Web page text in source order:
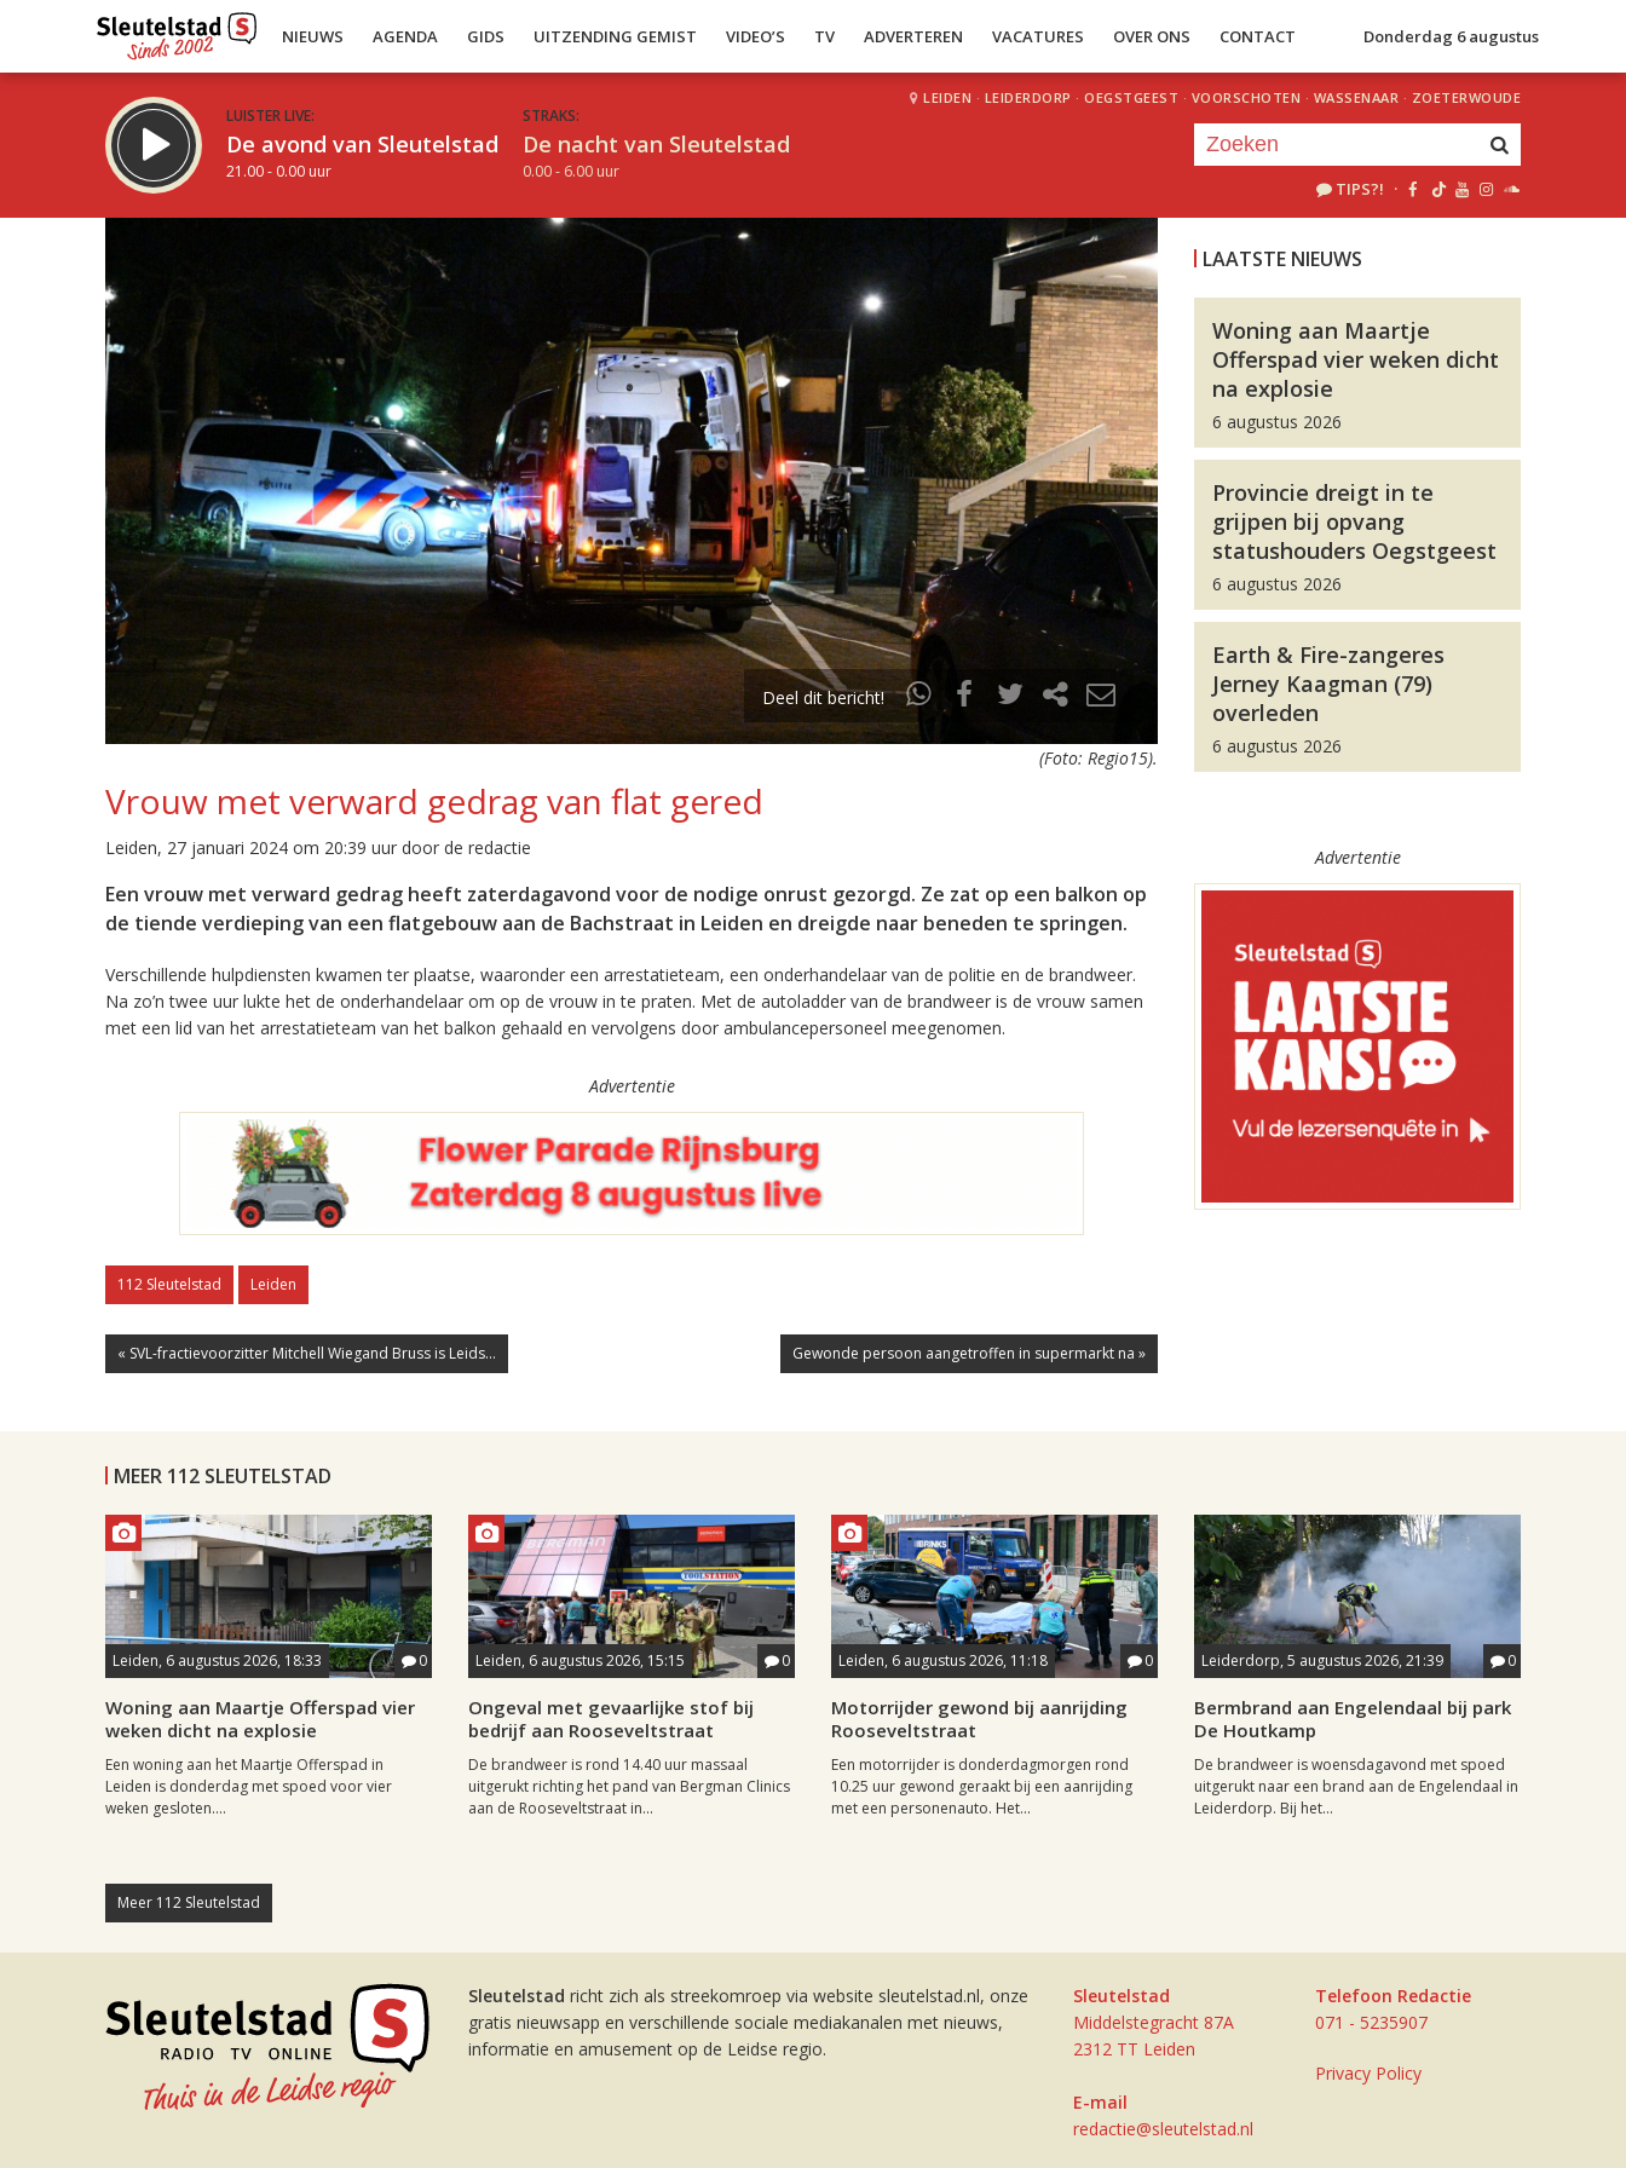
NIEUWS AGENDA GIDS UITZENDING GEMIST VIDEO’S TV ADVERTEREN VACATURES OVER ONS CONTACT Donderdag 6 augustus
LUISTER LIVE:
De avond van Sleutelstad
21.00 - 0.00 uur
STRAKS:
De nacht van Sleutelstad
0.00 - 6.00 uur
LEIDEN · LEIDERDORP · OEGSTGEEST · VOORSCHOTEN · WASSENAAR · ZOETERWOUDE
TIPS?! ·
Inklappen
Deel dit bericht!
(Foto: Regio15).
Vrouw met verward gedrag van flat gered
Leiden, 27 januari 2024 om 20:39 uur door de redactie
Een vrouw met verward gedrag heeft zaterdagavond voor de nodige onrust gezorgd. Ze zat op een balkon op
de tiende verdieping van een flatgebouw aan de Bachstraat in Leiden en dreigde naar beneden te springen.
Verschillende hulpdiensten kwamen ter plaatse, waaronder een arrestatieteam, een onderhandelaar van de politie en de brandweer.
Na zo’n twee uur lukte het de onderhandelaar om op de vrouw in te praten. Met de autoladder van de brandweer is de vrouw samen
met een lid van het arrestatieteam van het balkon gehaald en vervolgens door ambulancepersoneel meegenomen.
Advertentie
112 Sleutelstad Leiden
« SVL-fractievoorzitter Mitchell Wiegand Bruss is Leids... Gewonde persoon aangetroffen in supermarkt na »
LAATSTE NIEUWS
Woning aan Maartje
Offerspad vier weken dicht
na explosie
6 augustus 2026
Provincie dreigt in te
grijpen bij opvang
statushouders Oegstgeest
6 augustus 2026
Earth & Fire-zangeres
Jerney Kaagman (79)
overleden
6 augustus 2026
Advertentie
MEER 112 SLEUTELSTAD
Leiden, 6 augustus 2026, 18:33 0
Woning aan Maartje Offerspad vier
weken dicht na explosie
Een woning aan het Maartje Offerspad in
Leiden is donderdag met spoed voor vier
weken gesloten....
Leiden, 6 augustus 2026, 15:15 0
Ongeval met gevaarlijke stof bij
bedrijf aan Rooseveltstraat
De brandweer is rond 14.40 uur massaal
uitgerukt richting het pand van Bergman Clinics
aan de Rooseveltstraat in...
Leiden, 6 augustus 2026, 11:18 0
Motorrijder gewond bij aanrijding
Rooseveltstraat
Een motorrijder is donderdagmorgen rond
10.25 uur gewond geraakt bij een aanrijding
met een personenauto. Het...
Leiderdorp, 5 augustus 2026, 21:39 0
Bermbrand aan Engelendaal bij park
De Houtkamp
De brandweer is woensdagavond met spoed
uitgerukt naar een brand aan de Engelendaal in
Leiderdorp. Bij het...
Meer 112 Sleutelstad
Sleutelstad richt zich als streekomroep via website sleutelstad.nl, onze
gratis nieuwsapp en verschillende sociale mediakanalen met nieuws,
informatie en amusement op de Leidse regio.
Sleutelstad
Middelstegracht 87A
2312 TT Leiden
E-mail
redactie@sleutelstad.nl
Telefoon Redactie
071 - 5235907
Privacy Policy